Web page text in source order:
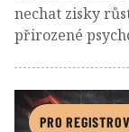
nechat zisky
přirozené
pohyby cen
poklesech zpět
PRO